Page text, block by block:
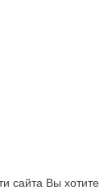
сайта Вы хотите